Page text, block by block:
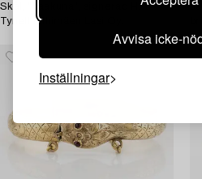
Avvisa icke-
Inställningar
Skål, "Vaakuna", signerad H.
Tynell Riihimäen Lasi Oy.